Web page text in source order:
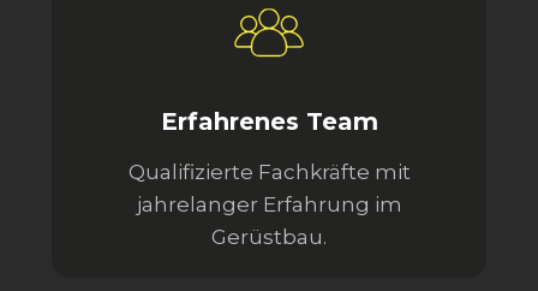
Erfahrenes Team
Qualifizierte Fachkräfte mit
jahrelanger Erfahrung im
Gerüstbau.